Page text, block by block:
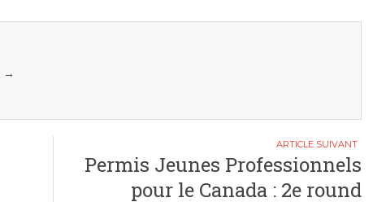
→
Permis Jeunes Professionnels
pour le Canada : 2e round